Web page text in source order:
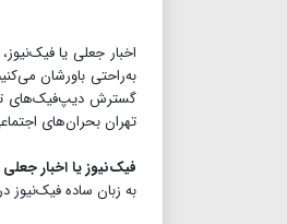
اخبار جعلی یا
به‌راحتی باورشان
گسترش دیپ‌فیک‌های
تهران بحران‌های
فیک‌نیوز یا اخبار
به زبان ساده فیک‌نیوز